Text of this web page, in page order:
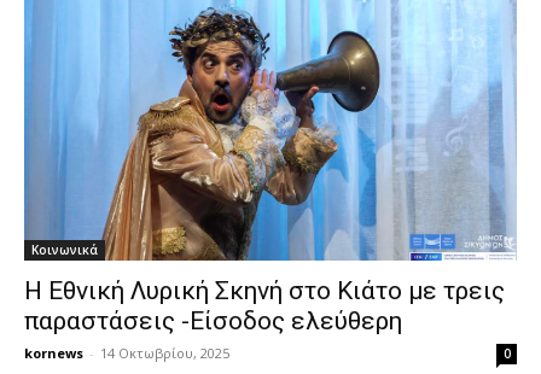
Κοινωνικά
Η Εθνική Λυρική Σκηνή στο Κιάτο με τρεις
παραστάσεις -Είσοδος ελεύθερη
kornews - 14 Οκτωβρίου, 2025 0